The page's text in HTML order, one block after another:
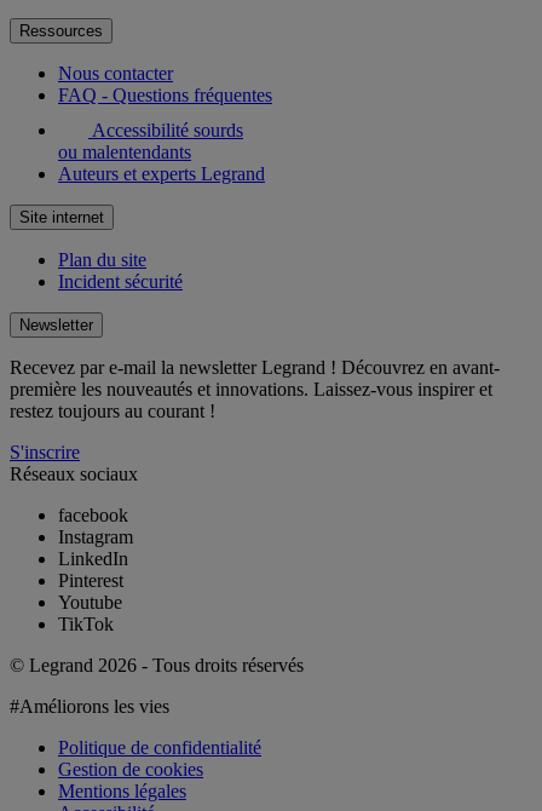
Ressources
Nous contacter
FAQ - Questions fréquentes
Accessibilité sourds
ou malentendants
Auteurs et experts Legrand
Site internet
Plan du site
Incident sécurité
Newsletter
Recevez par e-mail la newsletter Legrand ! Découvrez en avant-
première les nouveautés et innovations. Laissez-vous inspirer et
restez toujours au courant !
S'inscrire
Réseaux sociaux
facebook
Instagram
LinkedIn
Pinterest
Youtube
TikTok
© Legrand 2026 - Tous droits réservés
#Améliorons les vies
Politique de confidentialité
Gestion de cookies
Mentions légales